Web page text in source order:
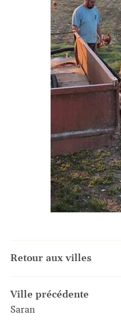
Retour aux villes
Ville précédente
Saran